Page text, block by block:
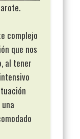
complejo
que nos
al tener